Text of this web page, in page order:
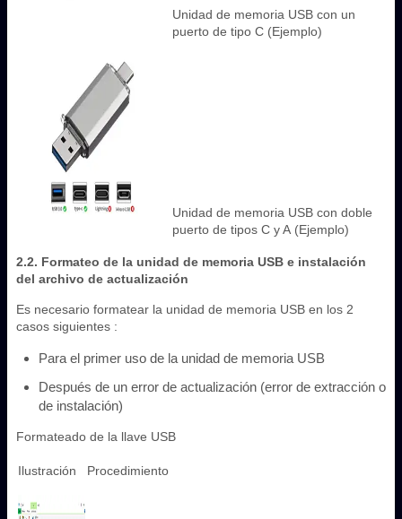
Unidad de memoria USB con un
puerto de tipo C (Ejemplo)
Unidad de memoria USB con doble
puerto de tipos C y A (Ejemplo)
2.2. Formateo de la unidad de memoria USB e instalación
del archivo de actualización
Es necesario formatear la unidad de memoria USB en los 2
casos siguientes :
Para el primer uso de la unidad de memoria USB
Después de un error de actualización (error de extracción o
de instalación)
Formateado de la llave USB
Ilustración Procedimiento